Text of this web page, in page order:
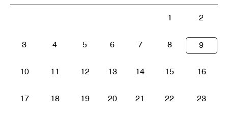
1 2
3 4 5 6 7 8 9
10 11 12 13 14 15 16
17 18 19 20 21 22 23